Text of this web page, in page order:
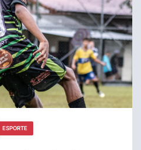
ESPORTE